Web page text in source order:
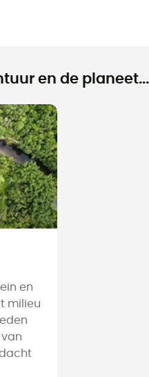
en de planeet...
en
milieu